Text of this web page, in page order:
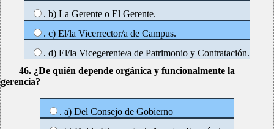
. b) La Gerente o El Gerente.
. c) El/la Vicerrector/a de Campus.
. d) El/la Vicegerente/a de Patrimonio y Contratación.
46. ¿De quién depende orgánica y funcionalmente la
gerencia?
. a) Del Consejo de Gobierno